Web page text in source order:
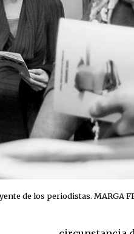
de los periodistas. MARGA